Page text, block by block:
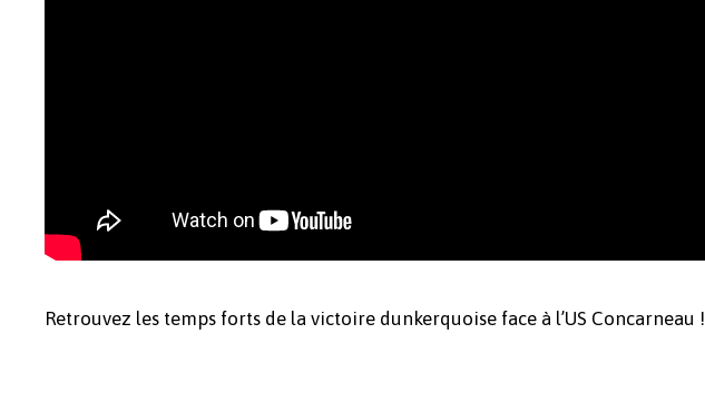
Retrouvez les temps forts de la victoire dunkerquoise face à l’US Concarneau !